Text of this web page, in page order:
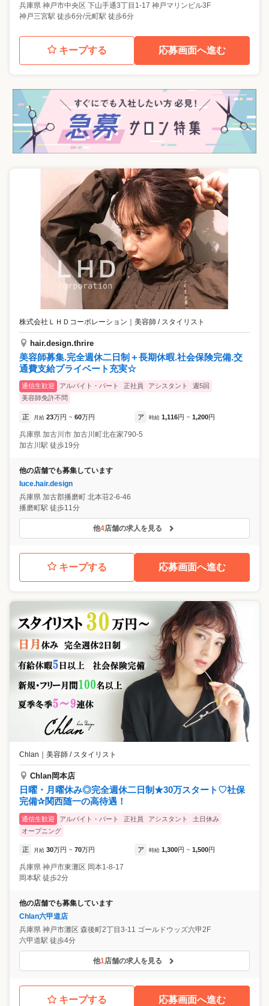
兵庫県 神戸市中央区 下山手通3丁目1-17 神戸マリンビル3F
神戸三宮駅 徒歩6分/元町駅 徒歩6分
キープする 応募画面へ進む
株式会社ＬＨＤコーポレーション ｜ 美容師 / スタイリスト
hair.design.thrire
美容師募集.完全週休二日制＋長期休暇.社会保険完備.交
通費支給プライベート充実☆
通信生歓迎 アルバイト・パート 正社員 アシスタント
週5回
美容師免許不問
正 月給 23万円 ~ 60万円 ア 時給 1,116円 ~ 1,200円
兵庫県 加古川市 加古川町北在家790-5
加古川駅 徒歩19分
他の店舗でも募集しています
luce.hair.design
兵庫県 加古郡播磨町 北本荘2-6-46
播磨町駅 徒歩11分
他4店舗の求人を見る
キープする 応募画面へ進む
Chlan 美容師 / スタイリスト
Chlan岡本店
日曜・月曜休み◎完全週休二日制★30万スタート♡社保
完備✰関西随一の高待遇！
通信生歓迎 アルバイト・パート 正社員 アシスタント
土日休み
オープニング
正 月給 30万円 ~ 70万円 ア 時給 1,300円 ~ 1,500円
兵庫県 神戸市東灘区 岡本1-8-17
岡本駅 徒歩2分
他の店舗でも募集しています
Chlan六甲道店
兵庫県 神戸市灘区 森後町2丁目3-11 ゴールドウッズ六甲2F
六甲道駅 徒歩4分
他1店舗の求人を見る
キープする 応募画面へ進む